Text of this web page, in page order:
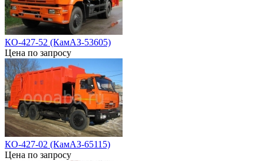
КО-427-52 (КамАЗ-53605)
Цена по запросу
КО-427-02 (КамАЗ-65115)
Цена по запросу